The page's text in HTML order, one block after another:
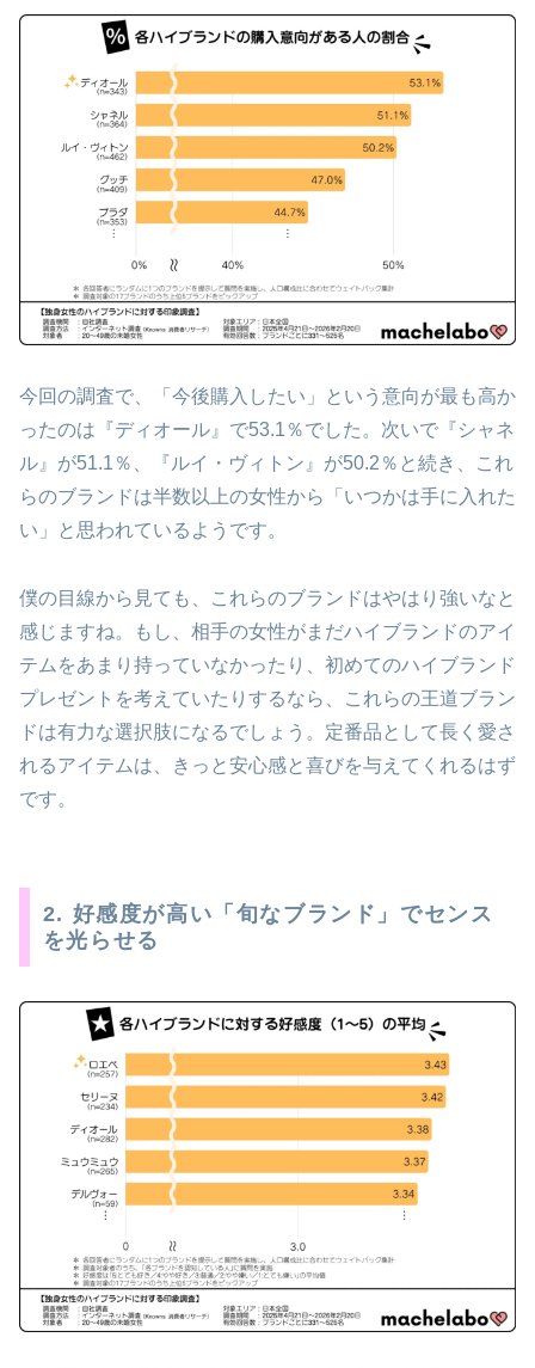
今回の調査で、「今後購入したい」という意向が最も高か
ったのは『ディオール』で53.1％でした。次いで『シャネ
ル』が51.1％、『ルイ・ヴィトン』が50.2％と続き、これ
らのブランドは半数以上の女性から「いつかは手に入れた
い」と思われているようです。
僕の目線から見ても、これらのブランドはやはり強いなと
感じますね。もし、相手の女性がまだハイブランドのアイ
テムをあまり持っていなかったり、初めてのハイブランド
プレゼントを考えていたりするなら、これらの王道ブラン
ドは有力な選択肢になるでしょう。定番品として長く愛さ
れるアイテムは、きっと安心感と喜びを与えてくれるはず
です。
2. 好感度が高い「旬なブランド」でセンス
を光らせる